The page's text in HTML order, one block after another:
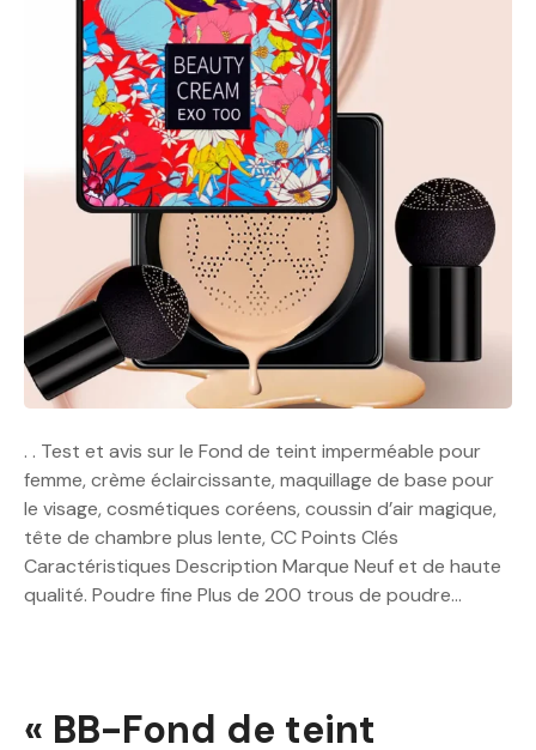
. . Test et avis sur le Fond de teint imperméable pour
femme, crème éclaircissante, maquillage de base pour
le visage, cosmétiques coréens, coussin d’air magique,
tête de chambre plus lente, CC Points Clés
Caractéristiques Description Marque Neuf et de haute
qualité. Poudre fine Plus de 200 trous de poudre…
« BB-Fond de teint